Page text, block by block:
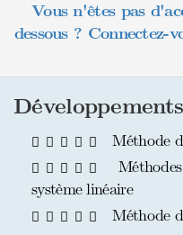
Vous n'êtes pas
dessous ? Connectez-
Méthode
système linéaire
Méthode